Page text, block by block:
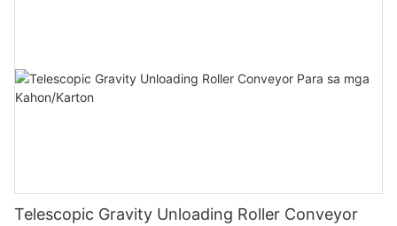
Telescopic Gravity Unloading Roller Conveyor